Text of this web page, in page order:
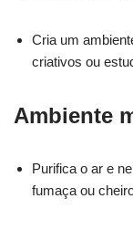
Cria um
criativos ou
Ambiente
Purifica o ar e
fumaça ou